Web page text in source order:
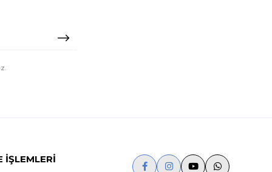
İŞLEMLERİ